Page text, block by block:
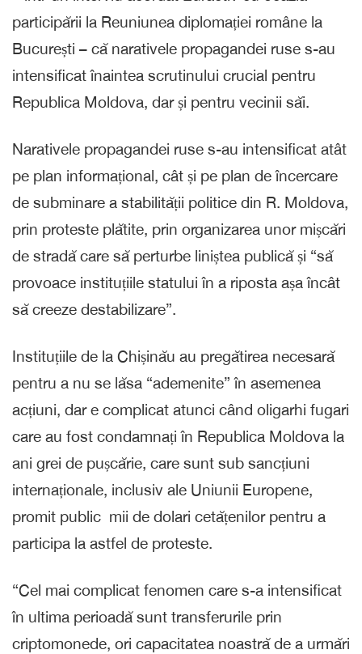
participării la Reuniunea diplomației române la
București – că narativele propagandei ruse s-au
intensificat înaintea scrutinului crucial pentru
Republica Moldova, dar și pentru vecinii săi.
Narativele propagandei ruse s-au intensificat atât
pe plan informațional, cât și pe plan de încercare
de subminare a stabilității politice din R. Moldova,
prin proteste plătite, prin organizarea unor mișcări
de stradă care să perturbe liniștea publică și “să
provoace instituțiile statului în a riposta așa încât
să creeze destabilizare”.
Instituțiile de la Chișinău au pregătirea necesară
pentru a nu se lăsa “ademenite” în asemenea
acțiuni, dar e complicat atunci când oligarhi fugari
care au fost condamnați în Republica Moldova la
ani grei de pușcărie, care sunt sub sancțiuni
internaționale, inclusiv ale Uniunii Europene,
promit public mii de dolari cetățenilor pentru a
participa la astfel de proteste.
“Cel mai complicat fenomen care s-a intensificat
în ultima perioadă sunt transferurile prin
criptomonede, ori capacitatea noastră de a urmări